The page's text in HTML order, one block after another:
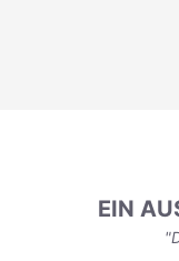
EIN